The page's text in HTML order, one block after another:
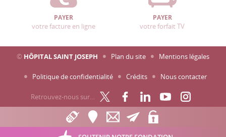
PAYER
votre facture en ligne
PAYER
votre forfait TV
© HÔPITAL SAINT JOSEPH Plan du site Mentions légales
Politique de confidentialité Crédits Nous contacter
Retrouvez-nous sur…